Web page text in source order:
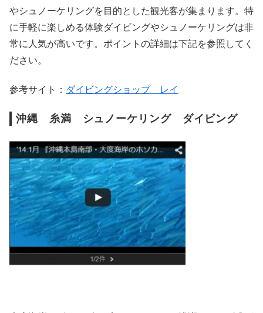
やシュノーケリングを目的とした観光客が集まります。特
に手軽に楽しめる体験ダイビングやシュノーケリングは非
常に人気が高いです。ポイントの詳細は下記を参照してく
ださい。
参考サイト： ダイビングショップ レイ
沖縄 糸満 シュノーケリング ダイビング